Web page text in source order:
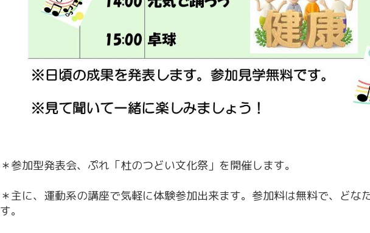
＊参加型発表会、ぷれ「杜のつどい文化祭」を開催します。
＊主に、運動系の講座で気軽に体験参加出来ます。参加料は無料で、どな
す。